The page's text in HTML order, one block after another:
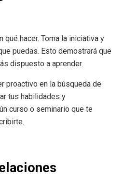
qué hacer. Toma la iniciativa y
puedas. Esto demostrará que
dispuesto a aprender.
proactivo en la búsqueda de
tus habilidades y
curso o seminario que te